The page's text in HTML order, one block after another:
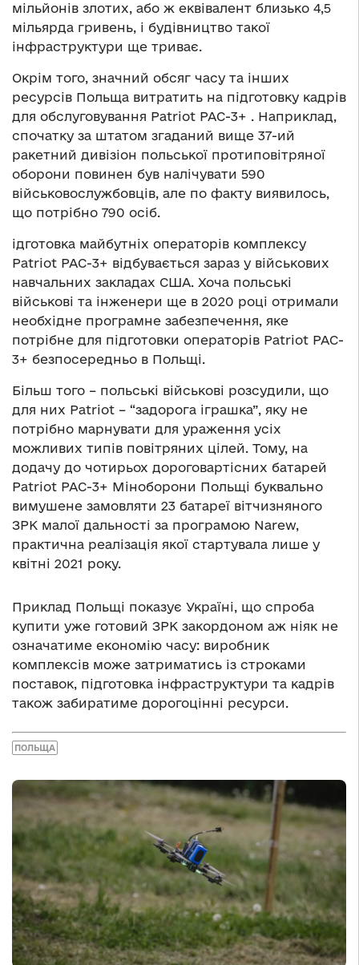
мільйонів злотих, або ж еквівалент близько 4,5
мільярда гривень, і будівництво такої
інфраструктури ще триває.
Окрім того, значний обсяг часу та інших
ресурсів Польща витратить на підготовку кадрів
для обслуговування Patriot PAC-3+ . Наприклад,
спочатку за штатом згаданий вище 37-ий
ракетний дивізіон польської протиповітряної
оборони повинен був налічувати 590
військовослужбовців, але по факту виявилось,
що потрібно 790 осіб.
ідготовка майбутніх операторів комплексу
Patriot PAC-3+ відбувається зараз у військових
навчальних закладах США. Хоча польські
військові та інженери ще в 2020 році отримали
необхідне програмне забезпечення, яке
потрібне для підготовки операторів Patriot PAC-
3+ безпосередньо в Польщі.
Більш того – польські військові розсудили, що
для них Patriot – “задорога іграшка”, яку не
потрібно марнувати для ураження усіх
можливих типів повітряних цілей. Тому, на
додачу до чотирьох дороговартісних батарей
Patriot PAC-3+ Міноборони Польщі буквально
вимушене замовляти 23 батареї вітчизняного
ЗРК малої дальності за програмою Narew,
практична реалізація якої стартувала лише у
квітні 2021 року.
Приклад Польщі показує Україні, що спроба
купити уже готовий ЗРК закордоном аж ніяк не
означатиме економію часу: виробник
комплексів може затриматись із строками
поставок, підготовка інфраструктури та кадрів
також забиратиме дорогоцінні ресурси.
ПОЛЬЩА